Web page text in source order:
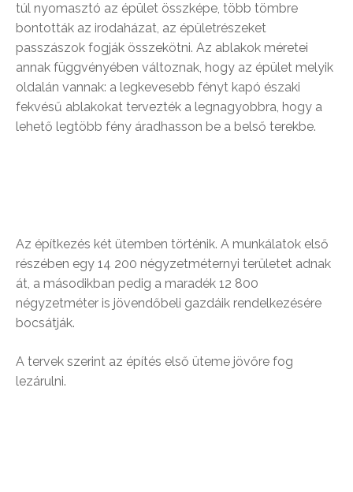
túl nyomasztó az épület összképe, több tömbre
bontották az irodaházat, az épületrészeket
passzászok fogják összekötni. Az ablakok méretei
annak függvényében változnak, hogy az épület melyik
oldalán vannak: a legkevesebb fényt kapó északi
fekvésű ablakokat tervezték a legnagyobbra, hogy a
lehető legtöbb fény áradhasson be a belső terekbe.
Az építkezés két ütemben történik. A munkálatok első
részében egy 14 200 négyzetméternyi területet adnak
át, a másodikban pedig a maradék 12 800
négyzetméter is jövendőbeli gazdáik rendelkezésére
bocsátják.
A tervek szerint az építés első üteme jövőre fog
lezárulni.